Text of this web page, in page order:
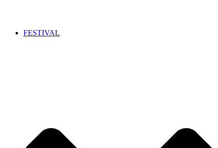
FESTIVAL